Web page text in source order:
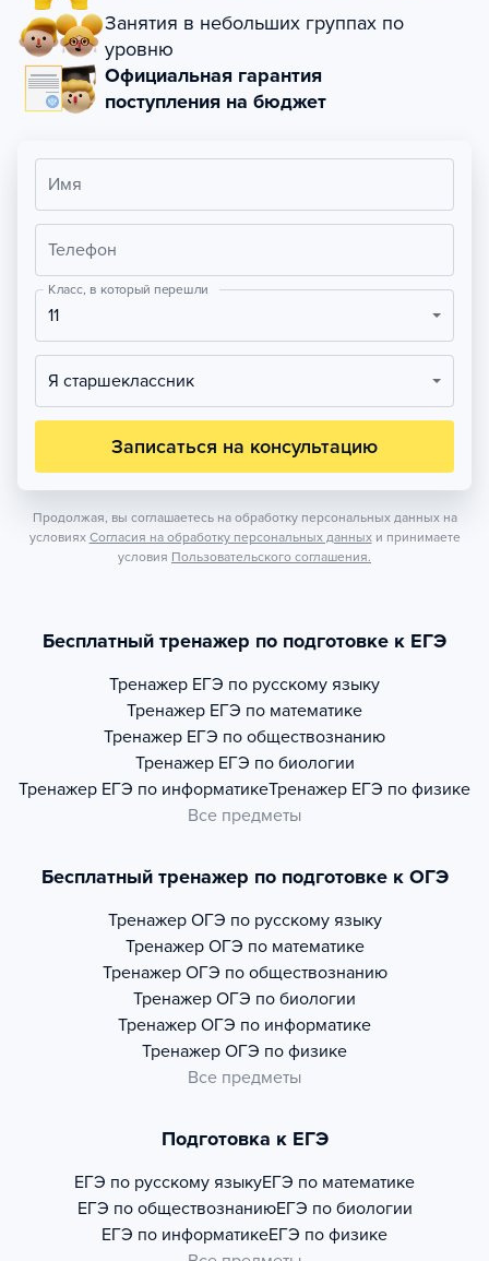
Занятия в небольших группах по
уровню
Официальная гарантия
поступления на бюджет
Имя
Телефон
Класс, в который перешли
11
Я старшеклассник
Записаться на консультацию
Продолжая, вы соглашаетесь на обработку персональных данных на
условиях Согласия на обработку персональных данных и принимаете
условия Пользовательского соглашения.
Бесплатный тренажер по подготовке к ЕГЭ
Тренажер ЕГЭ по русскому языку
Тренажер ЕГЭ по математике
Тренажер ЕГЭ по обществознанию
Тренажер ЕГЭ по биологии
Тренажер ЕГЭ по информатикеТренажер ЕГЭ по физике
Все предметы
Бесплатный тренажер по подготовке к ОГЭ
Тренажер ОГЭ по русскому языку
Тренажер ОГЭ по математике
Тренажер ОГЭ по обществознанию
Тренажер ОГЭ по биологии
Тренажер ОГЭ по информатике
Тренажер ОГЭ по физике
Все предметы
Подготовка к ЕГЭ
ЕГЭ по русскому языкуЕГЭ по математике
ЕГЭ по обществознаниюЕГЭ по биологии
ЕГЭ по информатикеЕГЭ по физике